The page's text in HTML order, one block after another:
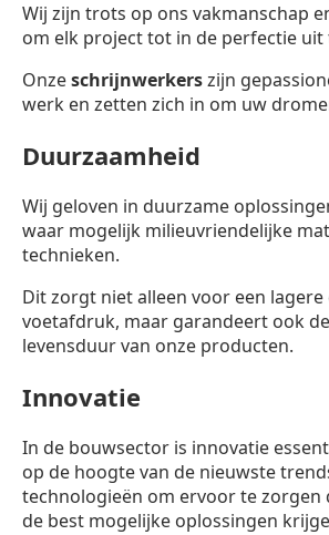
Wij zijn trots op ons vakmanschap
om elk project tot in de perfectie uit
Onzeschrijnwerkerszijn
werk en zetten zich in om uw
Duurzaamheid
Wij geloven in duurzame
waar mogelijk milieuvriendelijke
technieken.
Dit zorgt niet alleen voor een lagere
voetafdruk, maar garandeert ook
levensduur van onze producten.
Innovatie
In de bouwsector is innovatie
op de hoogte van de nieuwste
technologieën om ervoor te zorgen
de best mogelijke oplossingen